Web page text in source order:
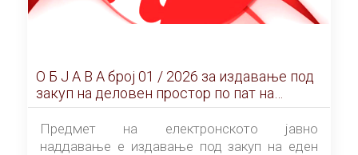
О Б Ј А В А брoj 01 / 2026 за издавање под
закуп на деловен простор по пат на
ЕЛЕКТРОНСКО ЈАВНО НАДДАВАЊЕ
Предмет на електронското јавно
наддавање е издавање под закуп на еден